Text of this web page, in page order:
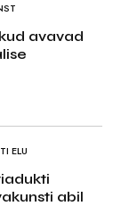
avavad
ELU
abil